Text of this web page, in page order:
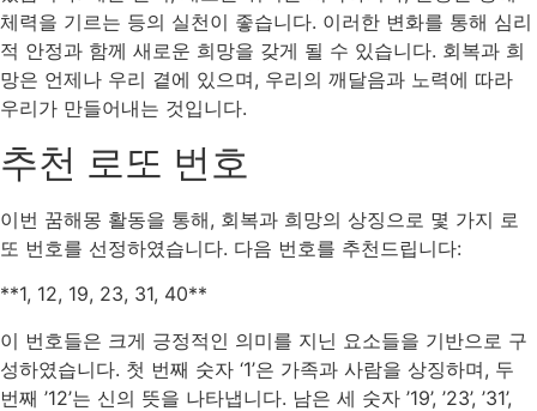
체력을 기르는 등의 실천이 좋습니다. 이러한 변화를 통해 심리
적 안정과 함께 새로운 희망을 갖게 될 수 있습니다. 회복과 희
망은 언제나 우리 곁에 있으며, 우리의 깨달음과 노력에 따라
우리가 만들어내는 것입니다.
추천 로또 번호
이번 꿈해몽 활동을 통해, 회복과 희망의 상징으로 몇 가지 로
또 번호를 선정하였습니다. 다음 번호를 추천드립니다:
**1, 12, 19, 23, 31, 40**
이 번호들은 크게 긍정적인 의미를 지닌 요소들을 기반으로 구
성하였습니다. 첫 번째 숫자 ‘1’은 가족과 사람을 상징하며, 두
번째 ’12’는 신의 뜻을 나타냅니다. 남은 세 숫자 ’19’, ’23’, ’31’,